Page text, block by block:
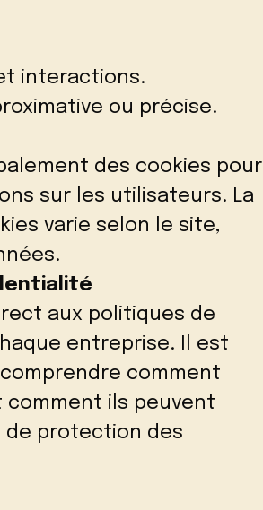
interactions.
ou précise.
des cookies pour
sur les utilisateurs. La
varie selon le site,
aux politiques de
entreprise. Il est
comment
comment ils peuvent
de protection des